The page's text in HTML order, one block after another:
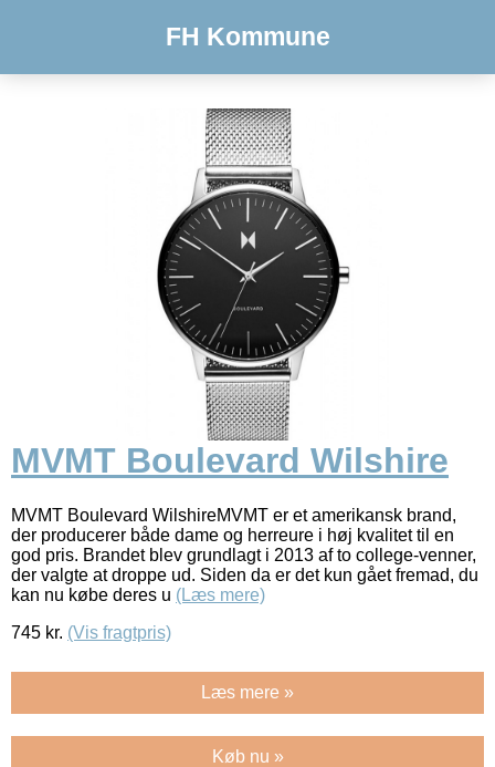
FH Kommune
MVMT Boulevard Wilshire
MVMT Boulevard WilshireMVMT er et amerikansk brand,
der producerer både dame og herreure i høj kvalitet til en
god pris. Brandet blev grundlagt i 2013 af to college-venner,
der valgte at droppe ud. Siden da er det kun gået fremad, du
kan nu købe deres u (Læs mere)
745 kr. (Vis fragtpris)
Læs mere »
Køb nu »